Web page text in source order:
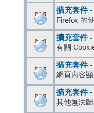
擴充套件 -
Firefox 的
擴充套件
有關
擴充套件
網頁內容
擴充套件 -
其他無法